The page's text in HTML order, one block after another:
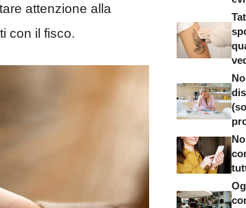
attenzione alla
con il fisco.